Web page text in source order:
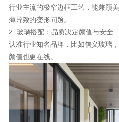
理想生活
新视界
新标赋能中心
品牌资讯
新标铝业
行业主流的极窄边框工艺，能兼顾
薄导致的变形问题。
2. 玻璃搭配：品质决定颜值与安全
认准行业知名品牌，比如信义玻璃
颜值也更在线。